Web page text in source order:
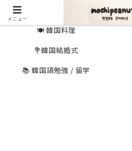
🍽 韓国料理
💐韓国結婚式
📚 韓国語勉強 / 留学
メニュー